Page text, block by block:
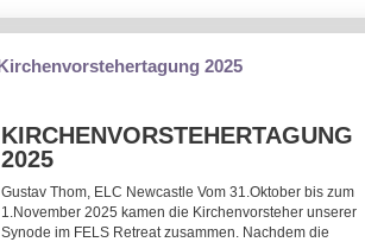
KIRCHENVORSTEHERTAGUNG
2025
Gustav Thom, ELC Newcastle Vom 31.Oktober bis zum
1.November 2025 kamen die Kirchenvorsteher unserer
Synode im FELS Retreat zusammen. Nachdem die